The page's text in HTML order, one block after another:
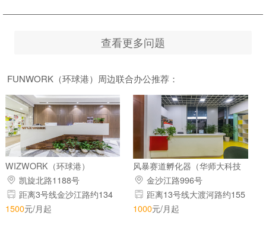
查看更多问题
FUNWORK（环球港）周边联合办公推荐：
WIZWORK（环球港）
凯旋北路1188号
距离3号线金沙江路约134
米
1500元/月起
风暴赛道孵化器（华师大科技
园）金沙江路996号
距离13号线大渡河路约155
米
1000元/月起